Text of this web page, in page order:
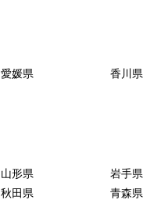
愛媛県
香川県
山形県
岩手県
秋田県 青森県